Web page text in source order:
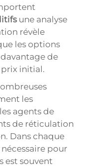
une analyse
révèle
les options
de
prix initial.
les
agents de
de réticulation
Dans chaque
pour
est souvent